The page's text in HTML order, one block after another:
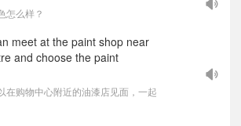
怎么样？
meet at the paint shop near
and choose the paint
在购物中心附近的油漆店见面，一起